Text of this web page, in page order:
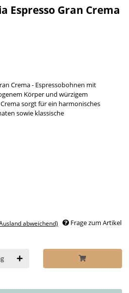
Espresso Gran Crema
Crema - Espressobohnen mit
Körper und würzigem
sorgt für ein harmonisches
sowie klassische
abweichend) Frage zum Artikel